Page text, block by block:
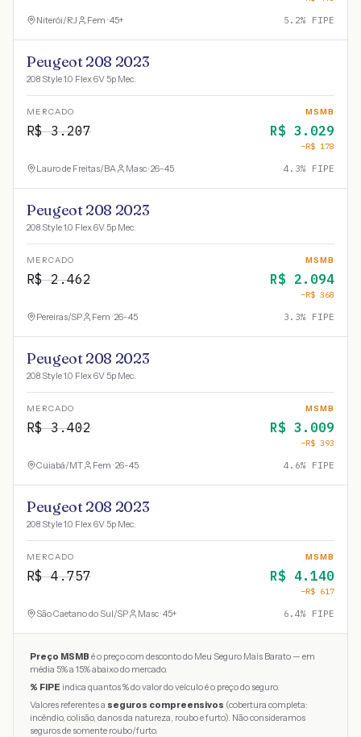
Niterói/RJ Fem · 45+ 5.2% FIPE
Peugeot 208 2023
208 Style 1.0 Flex 6V 5p Mec.
MERCADO
R$3.207
MSMB
R$ 3.029
−R$ 178
Lauro de Freitas/BA Masc · 26-45 4.3% FIPE
Peugeot 208 2023
208 Style 1.0 Flex 6V 5p Mec.
MERCADO
R$2.462
MSMB
R$ 2.094
−R$ 368
Pereiras/SP Fem · 26-45 3.3% FIPE
Peugeot 208 2023
208 Style 1.0 Flex 6V 5p Mec.
MERCADO
R$3.402
MSMB
R$ 3.009
−R$ 393
Cuiabá/MT Fem · 26-45 4.6% FIPE
Peugeot 208 2023
208 Style 1.0 Flex 6V 5p Mec.
MERCADO
R$4.757
MSMB
R$ 4.140
−R$ 617
São Caetano do Sul/SP Masc · 45+ 6.4% FIPE
Preço MSMB é o preço com desconto do Meu Seguro Mais Barato — em
média 5% a 15% abaixo do mercado.
% FIPE indica quantos % do valor do veículo é o preço do seguro.
Valores referentes a seguros compreensivos (cobertura completa:
incêndio, colisão, danos da natureza, roubo e furto). Não consideramos
seguros de somente roubo/furto.